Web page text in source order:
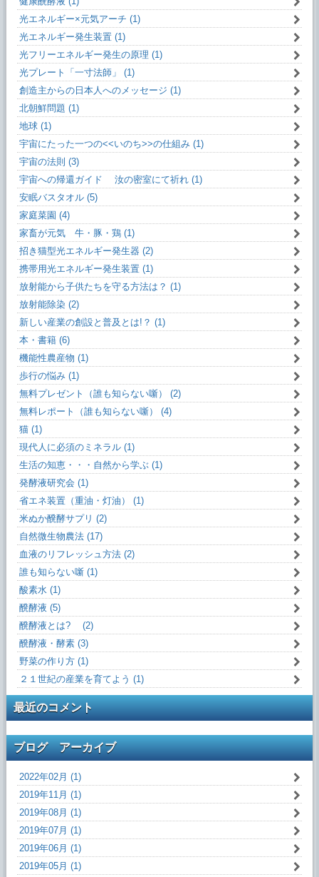
光エネルギー×元気アーチ (1)
光エネルギー発生装置 (1)
光フリーエネルギー発生の原理 (1)
光プレート「一寸法師」 (1)
創造主からの日本人へのメッセージ (1)
北朝鮮問題 (1)
地球 (1)
宇宙にたった一つの<<いのち>>の仕組み (1)
宇宙の法則 (3)
宇宙への帰還ガイド 汝の密室にて祈れ (1)
安眠バスタオル (5)
家庭菜園 (4)
家畜が元気 牛・豚・鶏 (1)
招き猫型光エネルギー発生器 (2)
携帯用光エネルギー発生装置 (1)
放射能から子供たちを守る方法は？ (1)
放射能除染 (2)
新しい産業の創設と普及とは!？ (1)
本・書籍 (6)
機能性農産物 (1)
歩行の悩み (1)
無料プレゼント（誰も知らない噺） (2)
無料レポート（誰も知らない噺） (4)
猫 (1)
現代人に必須のミネラル (1)
生活の知恵・・・自然から学ぶ (1)
発酵液研究会 (1)
省エネ装置（重油・灯油） (1)
米ぬか醗酵サプリ (2)
自然微生物農法 (17)
血液のリフレッシュ方法 (2)
誰も知らない噺 (1)
酸素水 (1)
醗酵液 (5)
醗酵液とは? (2)
醗酵液・酵素 (3)
野菜の作り方 (1)
２１世紀の産業を育てよう (1)
最近のコメント
ブログ アーカイブ
2022年02月 (1)
2019年11月 (1)
2019年08月 (1)
2019年07月 (1)
2019年06月 (1)
2019年05月 (1)